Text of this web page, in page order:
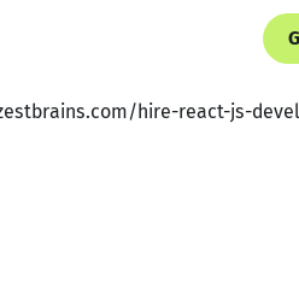
hire-react-js-